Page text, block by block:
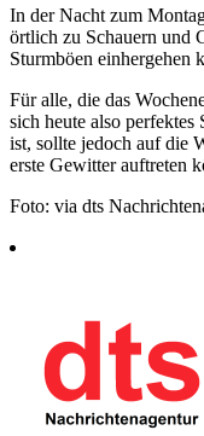
In der Nacht zum
örtlich zu Schauern und
Sturmböen einhergehen
Für alle, die das
sich heute also
ist, sollte jedoch auf die
erste Gewitter auftreten
Foto: via dts